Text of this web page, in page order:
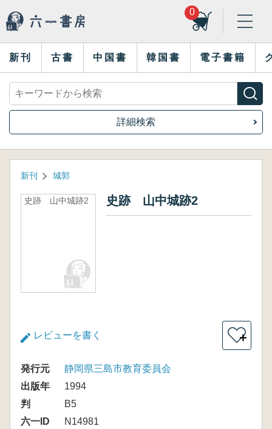
0
新刊 古書 中国書 韓国書 電子書籍
詳細検索
新刊 城郭
史跡 山中城跡2 史跡 山中城跡2
レビューを書く ＋
発行元
静岡県三島市教育委員会
出版年
1994
判
B5
六一ID
N14981